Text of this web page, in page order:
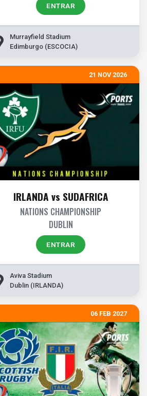
ENTRAR
Murrayfield Stadium
Edimburgo (ESCOCIA)
21 NOV 2026
IRLANDA vs SUDAFRICA
NATIONS CHAMPIONSHIP
DUBLIN
ENTRAR
Aviva Stadium
Dublin (IRLANDA)
06 FEB 2027